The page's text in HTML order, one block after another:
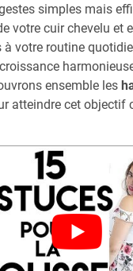
simples mais
votre cuir chevelu et
votre routine
ensemble les
atteindre cet objectif